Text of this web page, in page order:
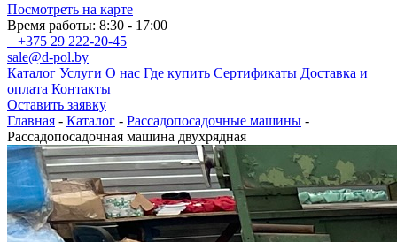
Посмотреть на карте
Время работы: 8:30 - 17:00
+375 29 222-20-45
sale@d-pol.by
Каталог Услуги О нас Где купить Сертификаты Доставка и
оплата Контакты
Оставить заявку
Главная - Каталог - Рассадопосадочные машины -
Рассадопосадочная машина двухрядная